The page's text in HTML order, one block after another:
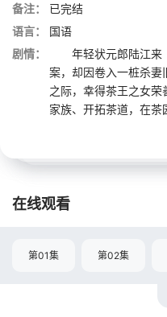
备注：
已完结
语言：
国语
剧情：
年轻状元郎陆江来
案，却因卷入一桩杀妻
之际，幸得茶王之女
家族、开拓茶道，在茶
在线观看
第01集 第02集